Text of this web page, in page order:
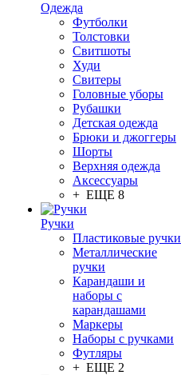
Одежда
Футболки
Толстовки
Свитшоты
Худи
Свитеры
Головные уборы
Рубашки
Детская одежда
Брюки и джоггеры
Шорты
Верхняя одежда
Аксессуары
+ ЕЩЕ 8
Ручки
Пластиковые ручки
Металлические
ручки
Карандаши и
наборы с
карандашами
Маркеры
Наборы с ручками
Футляры
+ ЕЩЕ 2